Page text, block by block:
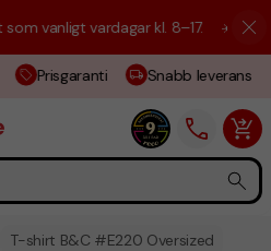
vardagar kl. 8–17. ☀️ Vi är här
Prisgaranti Snabb leverans
T-shirt B&C #E220 Oversized